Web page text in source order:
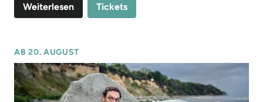
Weiterlesen Tickets
AB 20. AUGUST